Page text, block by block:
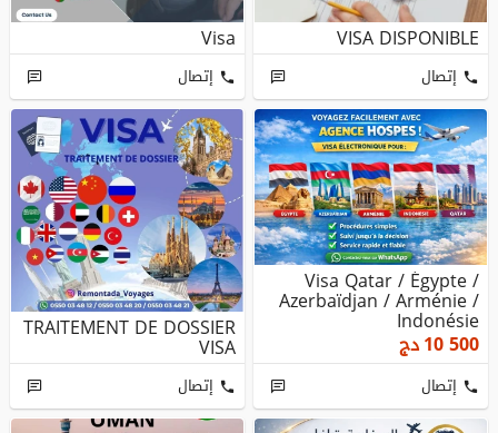
VISA DISPONIBLE
إتصال
Visa
إتصال
Visa Qatar / Égypte /
Azerbaïdjan / Arménie /
Indonésie
10 500دج
إتصال
TRAITEMENT DE DOSSIER
VISA
إتصال